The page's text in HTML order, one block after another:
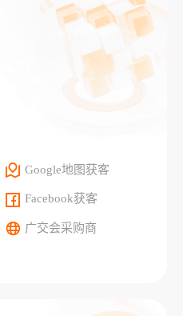
Google地图获客
Facebook获客
广交会采购商